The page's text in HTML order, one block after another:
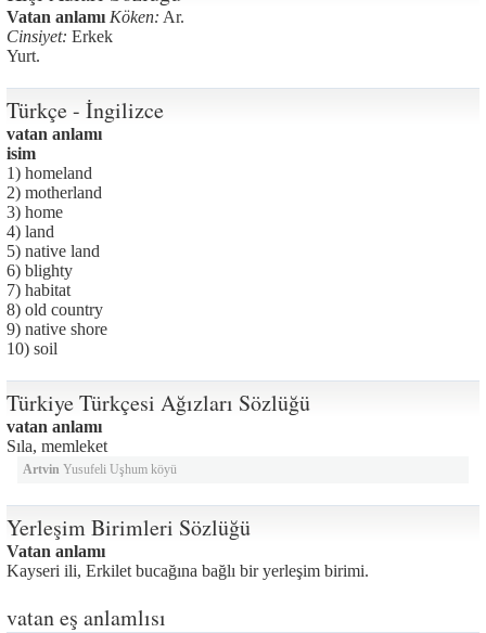
Vatan anlamı Köken: Ar.
Cinsiyet: Erkek
Yurt.
Türkçe - İngilizce
vatan anlamı
isim
1) homeland
2) motherland
3) home
4) land
5) native land
6) blighty
7) habitat
8) old country
9) native shore
10) soil
Türkiye Türkçesi Ağızları Sözlüğü
vatan anlamı
Sıla, memleket
Artvin Yusufeli Uşhum köyü
Yerleşim Birimleri Sözlüğü
Vatan anlamı
Kayseri ili, Erkilet bucağına bağlı bir yerleşim birimi.
vatan eş anlamlısı